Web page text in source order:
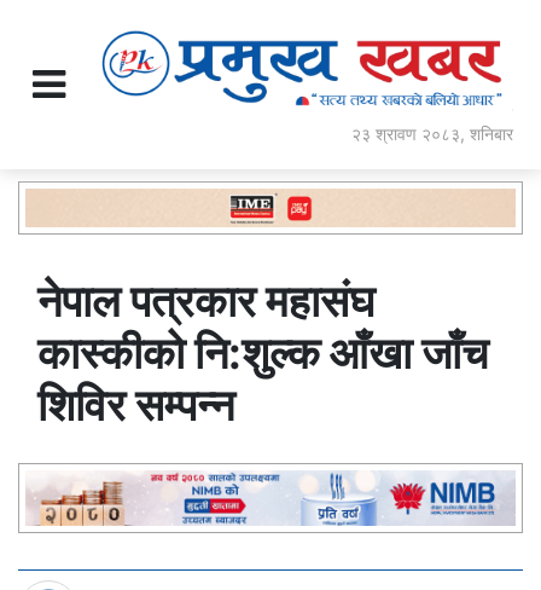
२३ श्रावण २०८३, शनिबार
नेपाल पत्रकार महासंघ
कास्कीको नि:शुल्क आँखा जाँच
शिविर सम्पन्न